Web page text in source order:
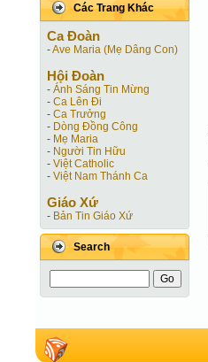
Các Trang Khác
Ca Ðoàn
-Ave Maria (Mẹ Dâng Con)
Hội Ðoàn
- Ánh Sáng Tin Mừng
- Ca Lên Đi
- Ca Trưởng
- Dòng Đồng Công
- Mẹ Maria
- Người Tin Hữu
- Việt Catholic
- Việt Nam Thánh Ca
Giáo Xứ
- Bản Tin Giáo Xứ
Search